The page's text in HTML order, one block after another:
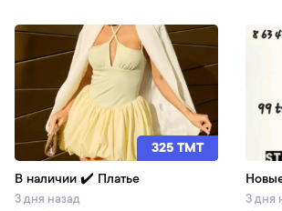
325 TMT
В наличии ✔️ Платье
3 дня назад 3 дня